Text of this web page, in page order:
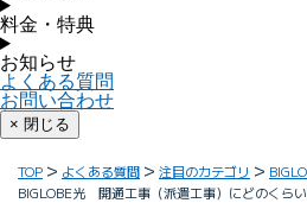
料金・特典
お知らせ
よくある質問
お問い合わせ
× 閉じる
TOP よくある質問 注目のカテゴリ
BIGLOBE光 開通工事（派遣工事）にどのくら